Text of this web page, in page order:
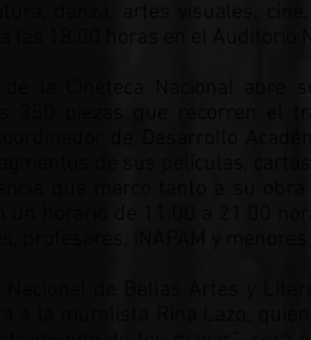
danza, artes visuales,
de la Cineteca Nacional abre
350 piezas que recorren el
de Desarrollo
de sus películas,
que marcó tanto a su
un horario de 11:00 a 21:00
Nacional de Bellas Artes y
a la muralista Rina Lazo,